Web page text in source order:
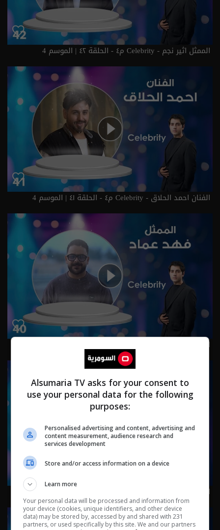
الممثل اثير نجم - Celebrity م٤ - الحلقة ٤٢ | الموسم 4
الفنان احمد الحلاق - Celebrity م٤ - الحلقة ٤١ | الموسم 4
الممثل فهد عماد - Celebrity م٤ - الحلقة ٤٠ | الموسم 4
الفنان والملحن علي بدر - Celebrity م٤ - الحلقة ٣٩ | الموسم 4
Alsumaria TV asks for your consent to
use your personal data for the following
purposes:
Personalised advertising and content, advertising and
content measurement, audience research and
services development
Store and/or access information on a device
Learn more
Your personal data will be processed and information from
your device (cookies, unique identifiers, and other device
data) may be stored by, accessed by and shared with 231
partners, or used specifically by this site. We and our partners